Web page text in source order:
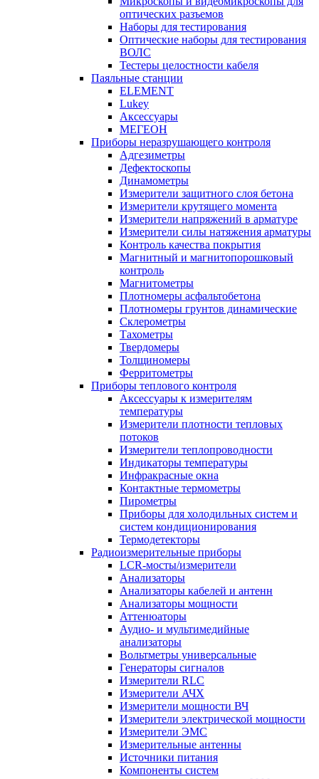
оптических разъемов
Наборы для тестирования
Оптические наборы для тестирования
ВОЛС
Тестеры целостности кабеля
Паяльные станции
ELEMENT
Lukey
Аксессуары
МЕГЕОН
Приборы неразрушающего контроля
Адгезиметры
Дефектоскопы
Динамометры
Измерители защитного слоя бетона
Измерители крутящего момента
Измерители напряжений в арматуре
Измерители силы натяжения арматуры
Контроль качества покрытия
Магнитный и магнитопорошковый
контроль
Магнитометры
Плотномеры асфальтобетона
Плотномеры грунтов динамические
Склерометры
Тахометры
Твердомеры
Толщиномеры
Ферритометры
Приборы теплового контроля
Аксессуары к измерителям
температуры
Измерители плотности тепловых
потоков
Измерители теплопроводности
Индикаторы температуры
Инфракрасные окна
Контактные термометры
Пирометры
Приборы для холодильных систем и
систем кондиционирования
Термодетекторы
Радиоизмерительные приборы
LCR-мосты/измерители
Анализаторы
Анализаторы кабелей и антенн
Анализаторы мощности
Аттенюаторы
Аудио- и мультимедийные
анализаторы
Вольтметры универсальные
Генераторы сигналов
Измерители RLC
Измерители АЧХ
Измерители мощности ВЧ
Измерители электрической мощности
Измерители ЭМС
Измерительные антенны
Источники питания
Компоненты систем